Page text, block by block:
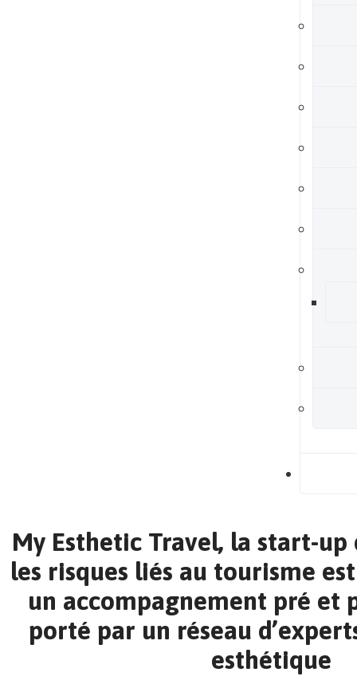
My Esthetic Travel, la start-
les risques liés au tourisme
un accompagnement pré et
porté par un réseau
esthétique